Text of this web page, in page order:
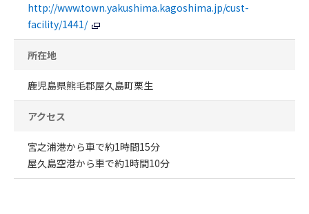
http://www.town.yakushima.kagoshima.jp/cust-
facility/1441/
所在地
鹿児島県熊毛郡屋久島町栗生
アクセス
宮之浦港から車で約1時間15分
屋久島空港から車で約1時間10分